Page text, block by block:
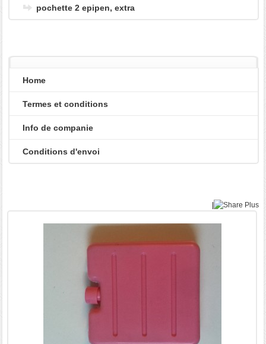
pochette 2 epipen, extra
Home
Termes et conditions
Info de companie
Conditions d'envoi
Plus